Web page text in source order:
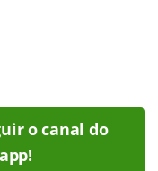
o canal do